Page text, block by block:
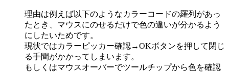
理由は例えば以下のようなカラーコードの羅列があっ
たとき、マウスにのせるだけで色の違いが分かるよう
にしたいためです。
現状ではカラーピッカー確認→OKボタンを押して閉じ
る手間がかかってしまいます。
もしくはマウスオーバーでツールチップから色を確認